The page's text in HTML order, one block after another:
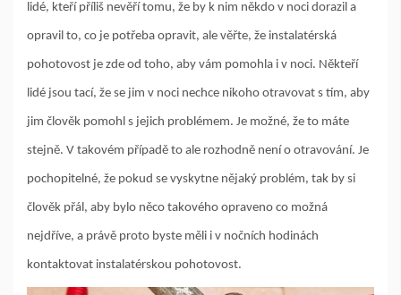
lidé, kteří příliš nevěří tomu, že by k nim někdo v noci dorazil a
opravil to, co je potřeba opravit, ale věřte, že instalatérská
pohotovost je zde od toho, aby vám pomohla i v noci. Někteří
lidé jsou tací, že se jim v noci nechce nikoho otravovat s tím, aby
jim člověk pomohl s jejich problémem. Je možné, že to máte
stejně. V takovém případě to ale rozhodně není o otravování. Je
pochopitelné, že pokud se vyskytne nějaký problém, tak by si
člověk přál, aby bylo něco takového opraveno co možná
nejdříve, a právě proto byste měli i v nočních hodinách
kontaktovat instalatérskou pohotovost.